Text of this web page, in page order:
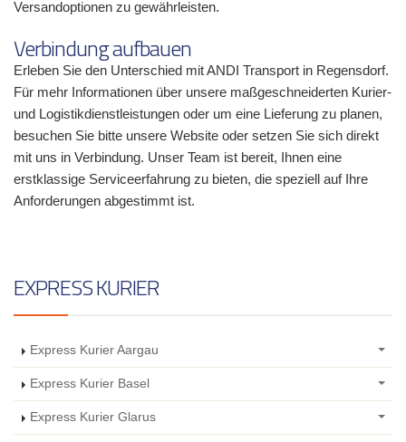
Versandoptionen zu gewährleisten.
Verbindung aufbauen
Erleben Sie den Unterschied mit ANDI Transport in Regensdorf.
Für mehr Informationen über unsere maßgeschneiderten Kurier-
und Logistikdienstleistungen oder um eine Lieferung zu planen,
besuchen Sie bitte unsere Website oder setzen Sie sich direkt
mit uns in Verbindung. Unser Team ist bereit, Ihnen eine
erstklassige Serviceerfahrung zu bieten, die speziell auf Ihre
Anforderungen abgestimmt ist.
EXPRESS KURIER
Express Kurier Aargau
Express Kurier Basel
Express Kurier Glarus